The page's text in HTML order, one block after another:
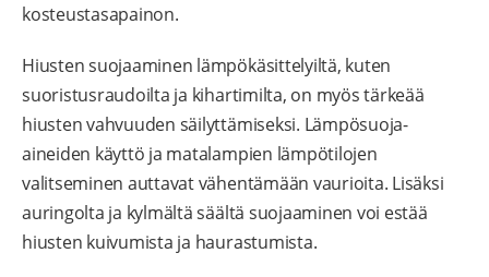
kosteustasapainon.
Hiusten suojaaminen lämpökäsittelyiltä, kuten
suoristusraudoilta ja kihartimilta, on myös tärkeää
hiusten vahvuuden säilyttämiseksi. Lämpösuoja-
aineiden käyttö ja matalampien lämpötilojen
valitseminen auttavat vähentämään vaurioita. Lisäksi
auringolta ja kylmältä säältä suojaaminen voi estää
hiusten kuivumista ja haurastumista.